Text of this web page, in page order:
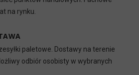
na rynku.
paletowe. Dostawy na terenie
odbiór osobisty w wybranych